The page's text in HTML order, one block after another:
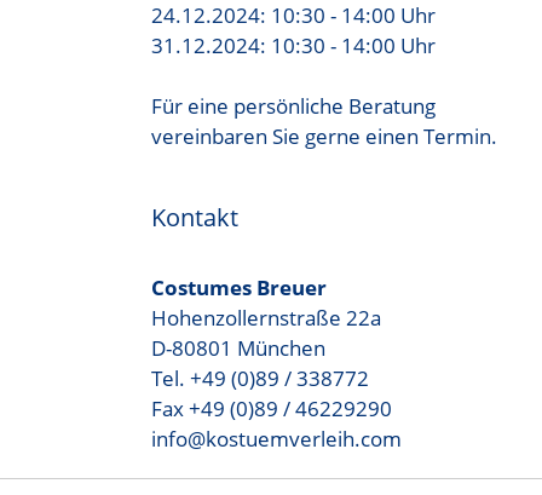
24.12.2024: 10:30 - 14:00 Uhr
31.12.2024: 10:30 - 14:00 Uhr
Für eine persönliche Beratung
vereinbaren Sie gerne einen Termin.
Kontakt
Costumes Breuer
Hohenzollernstraße 22a
D-80801 München
Tel. +49 (0)89 / 338772
Fax +49 (0)89 / 46229290
info@kostuemverleih.com